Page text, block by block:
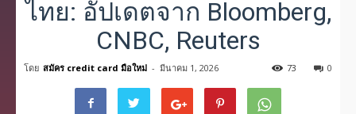
ไทย: อัปเดตจาก Bloomberg,
CNBC, Reuters
โดย สมัคร credit card มือใหม่ - มีนาคม 1, 2026 0
73